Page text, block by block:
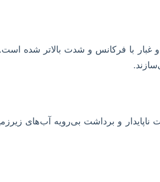
غبار با فرکانس و شدت بالاتر شده
ناپایدار و برداشت بی‌رویه آب‌های